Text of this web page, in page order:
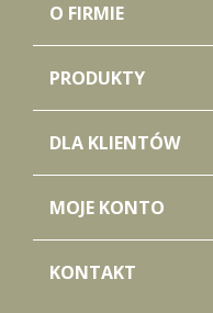
O FIRMIE
PRODUKTY
DLA KLIENTÓW
MOJE KONTO
KONTAKT